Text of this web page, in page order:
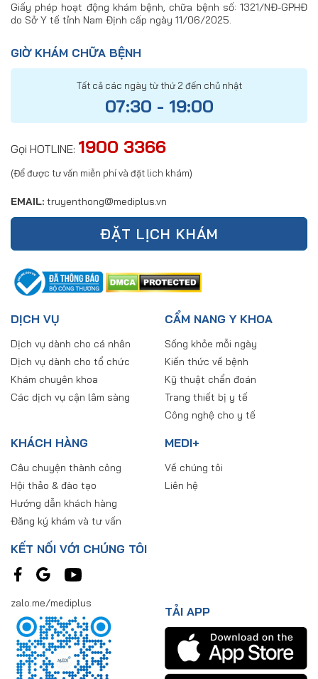
Giấy phép hoạt động khám bệnh, chữa bệnh số: 1321/NĐ-GPHĐ
do Sở Y tế tỉnh Nam Định cấp ngày 11/06/2025.
GIỜ KHÁM CHỮA BỆNH
Tất cả các ngày từ thứ 2 đến chủ nhật
07:30 - 19:00
Gọi HOTLINE: 1900 3366
(Để được tư vấn miễn phí và đặt lich khám)
EMAIL: truyenthong@mediplus.vn
ĐẶT LỊCH KHÁM
DỊCH VỤ
Dịch vụ dành cho cá nhân
Dịch vụ dành cho tổ chức
Khám chuyên khoa
Các dịch vụ cận lâm sàng
CẨM NANG Y KHOA
Sống khỏe mỗi ngày
Kiến thức về bệnh
Kỹ thuật chẩn đoán
Trang thiết bị y tế
Công nghệ cho y tế
KHÁCH HÀNG
Câu chuyện thành công
Hội thảo & đào tạo
Hướng dẫn khách hàng
Đăng ký khám và tư vấn
MEDI+
Về chúng tôi
Liên hệ
KẾT NỐI VỚI CHÚNG TÔI
zalo.me/mediplus
TẢI APP